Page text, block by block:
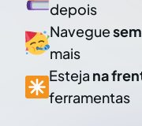
depois
Navegue
mais
Esteja na
ferramentas